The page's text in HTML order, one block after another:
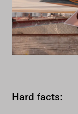
Hard facts: